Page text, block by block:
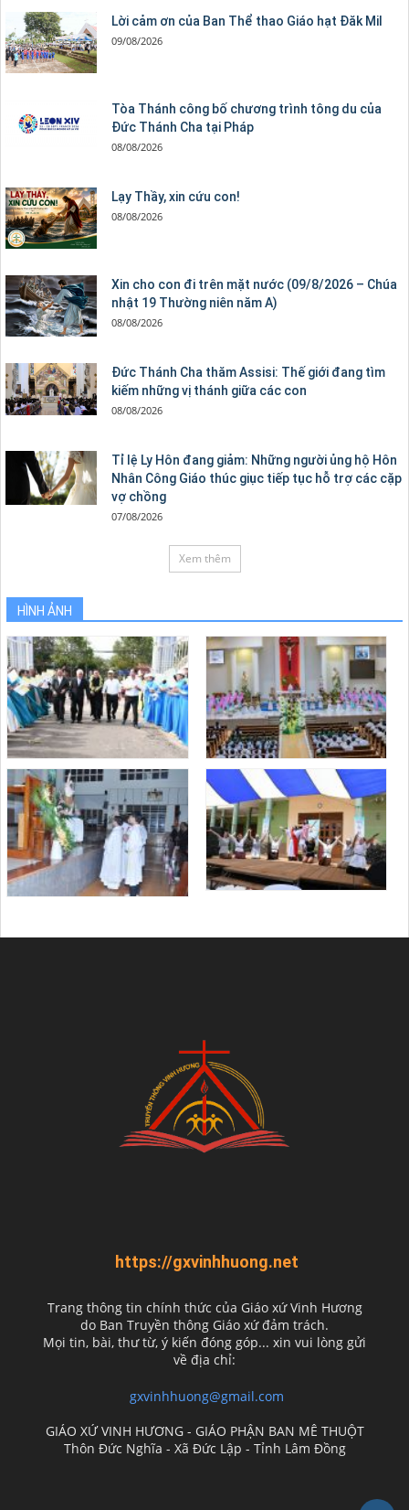
Lời cảm ơn của Ban Thể thao Giáo hạt Đăk Mil
09/08/2026
Tòa Thánh công bố chương trình tông du của
Đức Thánh Cha tại Pháp
08/08/2026
Lạy Thầy, xin cứu con!
08/08/2026
Xin cho con đi trên mặt nước (09/8/2026 – Chúa
nhật 19 Thường niên năm A)
08/08/2026
Đức Thánh Cha thăm Assisi: Thế giới đang tìm
kiếm những vị thánh giữa các con
08/08/2026
Tỉ lệ Ly Hôn đang giảm: Những người ủng hộ Hôn
Nhân Công Giáo thúc giục tiếp tục hỗ trợ các cặp
vợ chồng
07/08/2026
Xem thêm
HÌNH ẢNH
https://gxvinhhuong.net
Trang thông tin chính thức của Giáo xứ Vinh Hương
do Ban Truyền thông Giáo xứ đảm trách.
Mọi tin, bài, thư từ, ý kiến đóng góp... xin vui lòng gửi
về địa chỉ:
gxvinhhuong@gmail.com
GIÁO XỨ VINH HƯƠNG - GIÁO PHẬN BAN MÊ THUỘT
Thôn Đức Nghĩa - Xã Đức Lập - Tỉnh Lâm Đồng